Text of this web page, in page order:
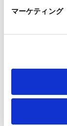
LinkedIn プライ
HubSpot プラ
マーケティング